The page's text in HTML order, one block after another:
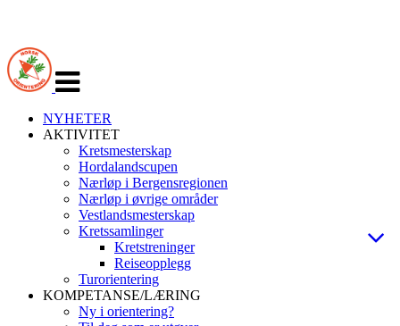
navigasjon
NYHETER
AKTIVITET
Kretsmesterskap
Hordalandscupen
Nærløp i Bergensregionen
Nærløp i øvrige områder
Vestlandsmesterskap
Kretssamlinger
Kretstreninger
Reiseopplegg
Turorientering
KOMPETANSE/LÆRING
Ny i orientering?